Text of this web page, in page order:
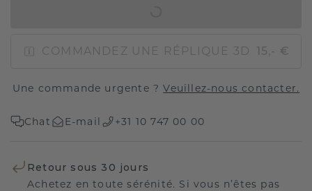
COMMANDEZ UNE RÉPLIQUE 3D 15,- €
Une commande urgente ?Veuillez-nous contacter.
Chat E-mail +31 10 747 00 00
Retour sous 30 jours
Achetez en toute sérénité. Si vous n’êtes pas